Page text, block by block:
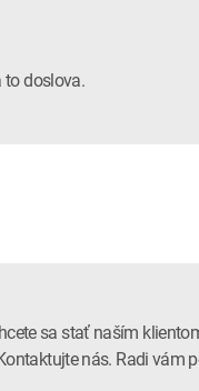
to doslova.
sa stať naším
nás. Radi vám